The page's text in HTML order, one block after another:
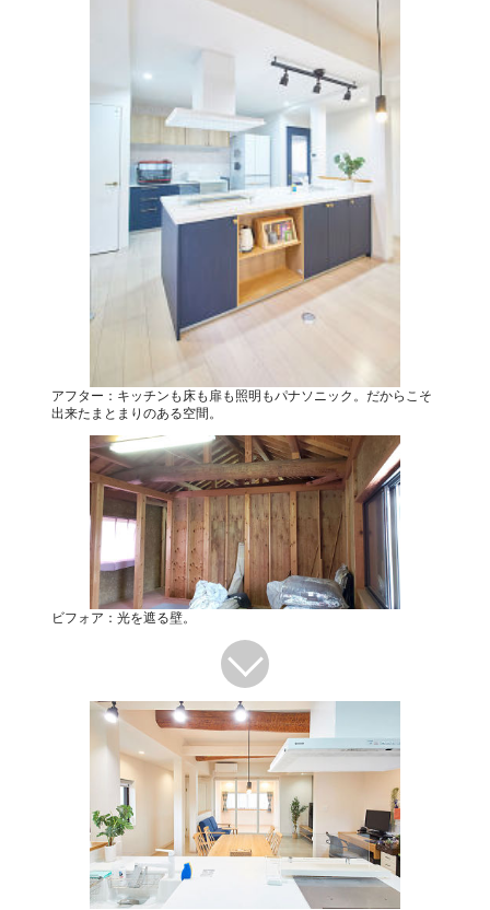
アフター：キッチンも床も扉も照明もパナソニック。だからこそ
出来たまとまりのある空間。
ビフォア：光を遮る壁。